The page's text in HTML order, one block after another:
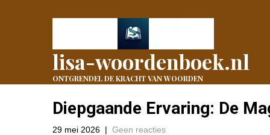
lisa-woordenboek.nl
ONTGRENDEL DE KRACHT VAN WOORDEN
Diepgaande Ervaring: De
29 mei 2026 | Geen reacties